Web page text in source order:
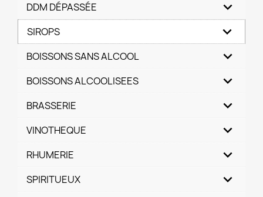
DDM DÉPASSÉE
SIROPS
BOISSONS SANS ALCOOL
BOISSONS ALCOOLISEES
BRASSERIE
VINOTHEQUE
RHUMERIE
SPIRITUEUX